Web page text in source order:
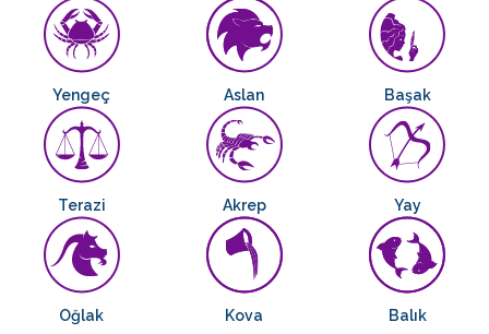
Yengeç Aslan Başak
Terazi Akrep Yay
Oğlak Kova Balık